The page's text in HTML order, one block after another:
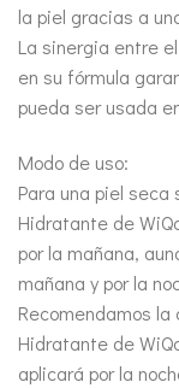
la piel gracias a
La sinergia entre
en su fórmula
pueda ser usada
Modo de uso:
Para una piel
Hidratante de
por la mañana,
mañana y por la
Recomendamos
Hidratante de
aplicará por la